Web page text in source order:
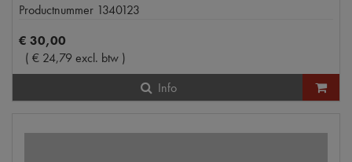
Productnummer 1340123
€ 30,00
( € 24,79 excl. btw )
Info